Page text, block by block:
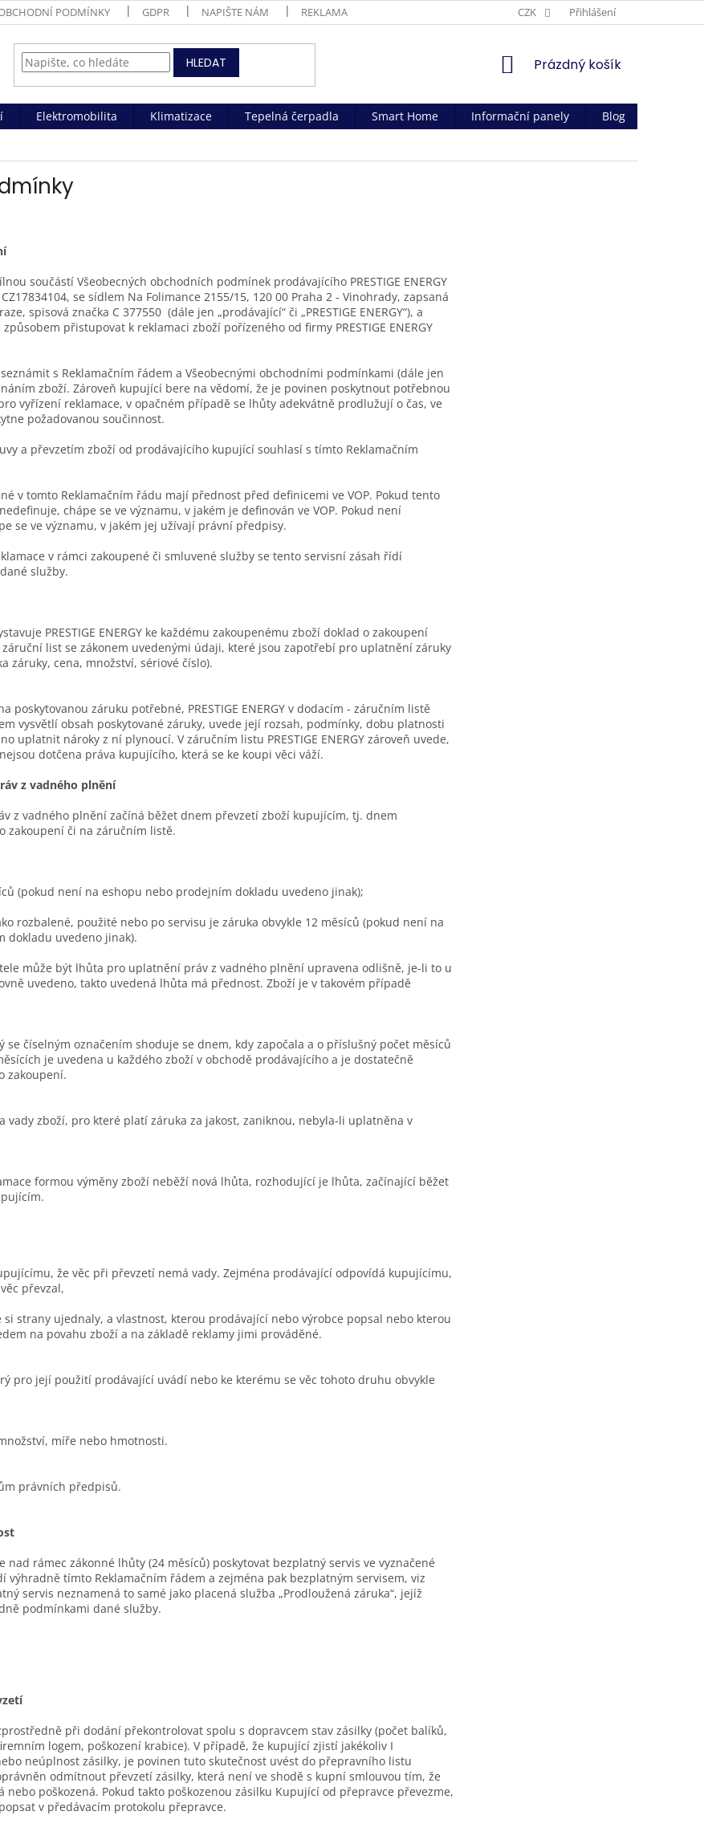
PODMÍNKY GDPR NAPIŠTE NÁM REKLAMAČNÍ PODMÍNKY CZK Přihlášení
HLEDAT
NÁKUPNÍ
Prázdný košík
Elektromobilita Klimatizace Tepelná čerpadla Smart Home Informační panely Blog
součástí Všeobecných obchodních podmínek prodávajícího PRESTIGE ENERGY
se sídlem Na Folimance 2155/15, 120 00 Praha 2 - Vinohrady, zapsaná
spisová značka C 377550 (dále jen „prodávající“ či „PRESTIGE ENERGY“), a
přistupovat k reklamaci zboží pořízeného od firmy PRESTIGE ENERGY
s Reklamačním řádem a Všeobecnými obchodními podmínkami (dále jen
zboží. Zároveň kupující bere na vědomí, že je povinen poskytnout potřebnou
vyřízení reklamace, v opačném případě se lhůty adekvátně prodlužují o čas, ve
požadovanou součinnost.
a převzetím zboží od prodávajícího kupující souhlasí s tímto Reklamačním
v tomto Reklamačním řádu mají přednost před definicemi ve VOP. Pokud tento
chápe se ve významu, v jakém je definován ve VOP. Pokud není
se ve významu, v jakém jej užívají právní předpisy.
v rámci zakoupené či smluvené služby se tento servisní zásah řídí
služby.
PRESTIGE ENERGY ke každému zakoupenému zboží doklad o zakoupení
list se zákonem uvedenými údaji, které jsou zapotřebí pro uplatnění záruky
záruky, cena, množství, sériové číslo).
poskytovanou záruku potřebné, PRESTIGE ENERGY v dodacím - záručním listě
vysvětlí obsah poskytované záruky, uvede její rozsah, podmínky, dobu platnosti
uplatnit nároky z ní plynoucí. V záručním listu PRESTIGE ENERGY zároveň uvede,
dotčena práva kupujícího, která se ke koupi věci váží.
z vadného plnění
z vadného plnění začíná běžet dnem převzetí zboží kupujícím, tj. dnem
zakoupení či na záručním listě.
(pokud není na eshopu nebo prodejním dokladu uvedeno jinak);
rozbalené, použité nebo po servisu je záruka obvykle 12 měsíců (pokud není na
dokladu uvedeno jinak).
může být lhůta pro uplatnění práv z vadného plnění upravena odlišně, je-li to u
uvedeno, takto uvedená lhůta má přednost. Zboží je v takovém případě
se číselným označením shoduje se dnem, kdy započala a o příslušný počet měsíců
je uvedena u každého zboží v obchodě prodávajícího a je dostatečně
zakoupení.
vady zboží, pro které platí záruka za jakost, zaniknou, nebyla-li uplatněna v
formou výměny zboží neběží nová lhůta, rozhodující je lhůta, začínající běžet
že věc při převzetí nemá vady. Zejména prodávající odpovídá kupujícímu,
převzal,
si strany ujednaly, a vlastnost, kterou prodávající nebo výrobce popsal nebo kterou
na povahu zboží a na základě reklamy jimi prováděné.
pro její použití prodávající uvádí nebo ke kterému se věc tohoto druhu obvykle
míře nebo hmotnosti.
právních předpisů.
nad rámec zákonné lhůty (24 měsíců) poskytovat bezplatný servis ve vyznačené
výhradně tímto Reklamačním řádem a zejména pak bezplatným servisem, viz
servis neznamená to samé jako placená služba „Prodloužená záruka“, jejíž
podmínkami dané služby.
při dodání překontrolovat spolu s dopravcem stav zásilky (počet balíků,
logem, poškození krabice). V případě, že kupující zjistí jakékoliv I
neúplnost zásilky, je povinen tuto skutečnost uvést do přepravního listu
odmítnout převzetí zásilky, která není ve shodě s kupní smlouvou tím, že
nebo poškozená. Pokud takto poškozenou zásilku Kupující od přepravce převezme,
v předávacím protokolu přepravce.